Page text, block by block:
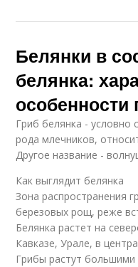
Белянки в
белянка:
особенности
Гриб белянка - условно
рода млечников,
Другое название -
Как выглядит белянка
Зона распространения
березовых рощ, реже
Белянка растет на
Кавказе, Урале, в
Грибы растут большими